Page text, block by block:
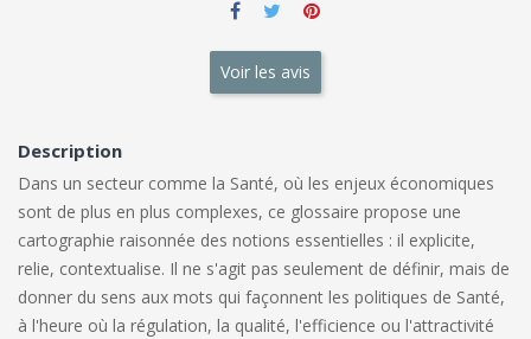
Voir les avis
Description
Dans un secteur comme la Santé, où les enjeux économiques
sont de plus en plus complexes, ce glossaire propose une
cartographie raisonnée des notions essentielles : il explicite,
relie, contextualise. Il ne s'agit pas seulement de définir, mais de
donner du sens aux mots qui façonnent les politiques de Santé,
à l'heure où la régulation, la qualité, l'efficience ou l'attractivité